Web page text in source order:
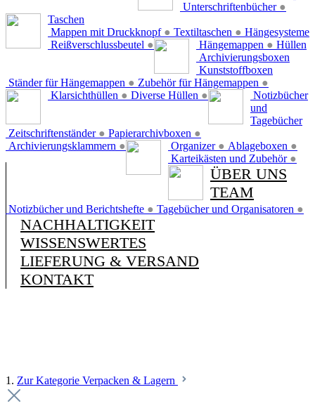
Unterschriftenbücher ●
Taschen
Mappen mit Druckknopf ● Textiltaschen ●
Reißverschlussbeutel ●
Hängesysteme
Hängemappen ●
Ständer für Hängemappen ● Zubehör für Hängemappen ●
Hüllen
Klarsichthüllen ● Diverse Hüllen ●
Archivierungsboxen
Zeitschriftenständer ● Papierarchivboxen ●
Archivierungsklammern ●
Kunststoffboxen
Organizer ● Ablageboxen ●
Karteikästen und Zubehör ●
Notizbücher
und
Tagebücher
Notizbücher und Berichtshefte ● Tagebücher und Organisatoren ●
ÜBER UNS
TEAM
NACHHALTIGKEIT
WISSENSWERTES
LIEFERUNG & VERSAND
KONTAKT
1. Zur Kategorie Verpacken & Lagern